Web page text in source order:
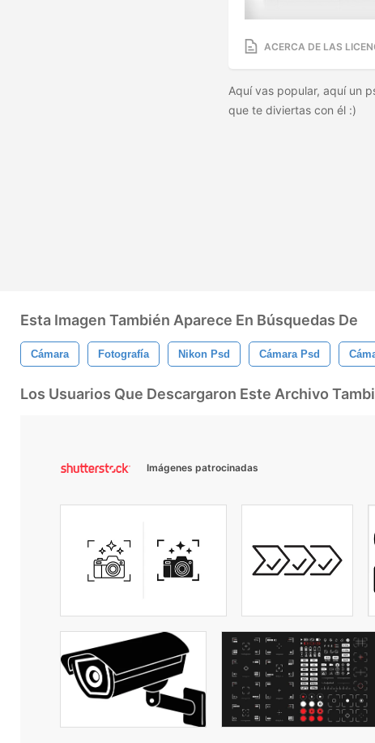
ACERCA DE LAS
Aquí vas popular, aquí un
que te diviertas con él :)
Esta Imagen También Aparece En Búsquedas De
Cámara Fotografía Nikon Psd Cámara Psd
Los Usuarios Que Descargaron Este Archivo
Imágenes patrocinadas